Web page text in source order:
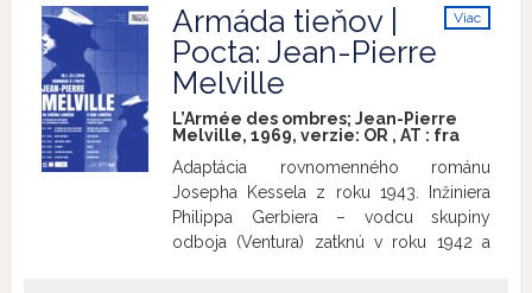
nových začiatkov. Jim by tak veľmi chcel
mať vo svojom otcovi oporu. Vidieť v
ňom chlapskú autoritu. Jeho otec je však
nepochopený Jim búri voči všetkému,
Nikdy sa nesmie stať takým, akým je jeho
otec.
Viac
Armáda tieňov |
Pocta: Jean-Pierre
Melville
L’Armée des ombres; Jean-Pierre
Melville, 1969, verzie: OR , AT : fra
Adaptácia rovnomenného románu
Josepha Kessela z roku 1943. Inžiniera
Philippa Gerbiera – vodcu skupiny
odboja (Ventura) zatknú v roku 1942 a